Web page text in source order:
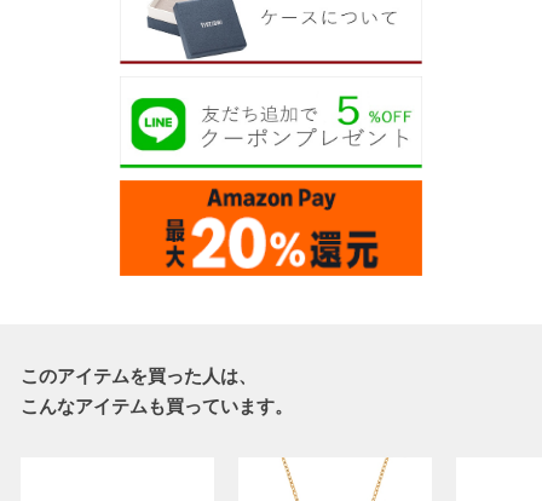
このアイテムを買った人は、
こんなアイテムも買っています。